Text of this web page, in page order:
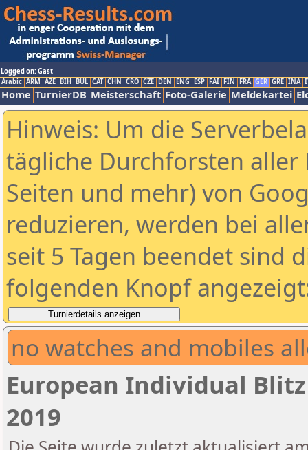
Logged on: Gast
Arabic ARM AZE BIH BUL CAT CHN CRO CZE DEN ENG ESP FAI FIN FRA GER GRE INA
Home TurnierDB Meisterschaft Foto-Galerie Meldekartei
Hinweis: Um die
tägliche Durchforsten aller
Seiten und mehr) von
reduzieren, werden bei
seit 5 Tagen beendet sind
folgenden Knopf
no watches and mobiles
European Individual
2019